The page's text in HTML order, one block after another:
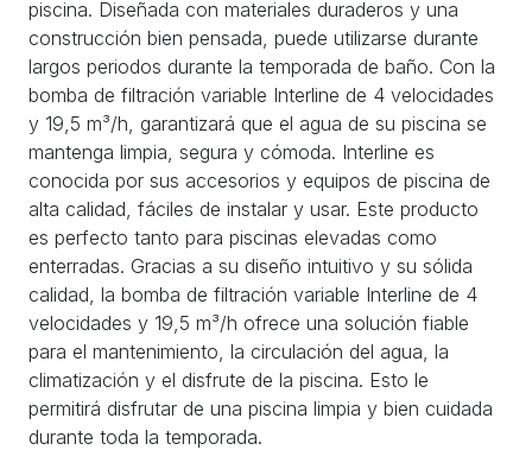
piscina. Diseñada con materiales duraderos y una
construcción bien pensada, puede utilizarse durante
largos periodos durante la temporada de baño. Con la
bomba de filtración variable Interline de 4 velocidades
y 19,5 m³/h, garantizará que el agua de su piscina se
mantenga limpia, segura y cómoda. Interline es
conocida por sus accesorios y equipos de piscina de
alta calidad, fáciles de instalar y usar. Este producto
es perfecto tanto para piscinas elevadas como
enterradas. Gracias a su diseño intuitivo y su sólida
calidad, la bomba de filtración variable Interline de 4
velocidades y 19,5 m³/h ofrece una solución fiable
para el mantenimiento, la circulación del agua, la
climatización y el disfrute de la piscina. Esto le
permitirá disfrutar de una piscina limpia y bien cuidada
durante toda la temporada.